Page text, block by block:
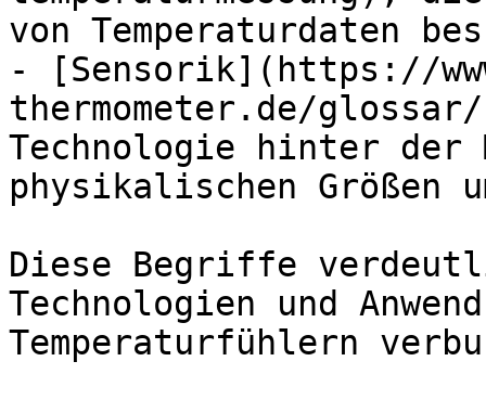
von Temperaturdaten
- [Sensorik](https://
thermometer.de/
Technologie hinter der
physikalischen Größen
Diese Begriffe
Technologien und
Temperaturfühlern